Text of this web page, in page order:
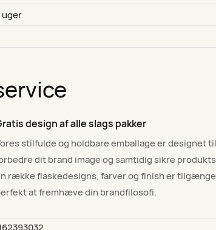
uger
design af alle slags pakker
stilfulde og holdbare emballage er designet
dit brand image og samtidig sikre
række flaskedesigns, farver og finish er
at fremhæve din brandfilosofi.